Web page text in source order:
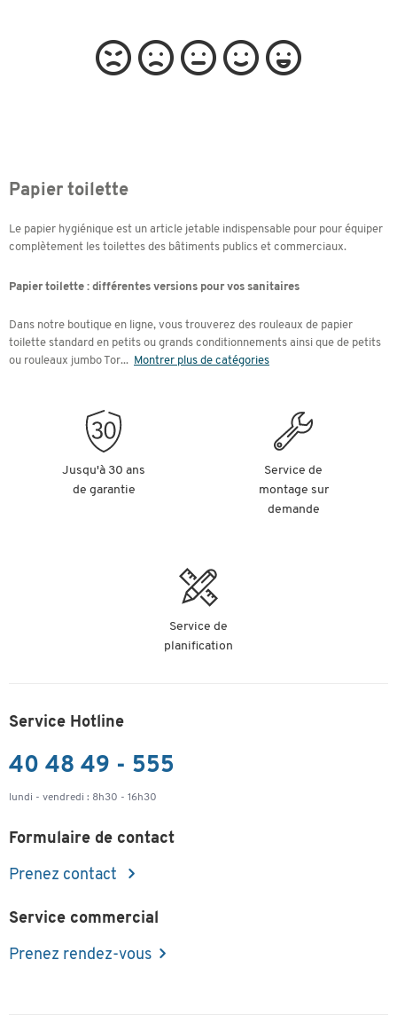
Papier toilette
Le papier hygiénique est un article jetable indispensable pour pour équiper
complètement les toilettes des bâtiments publics et commerciaux.
Papier toilette : différentes versions pour vos sanitaires
Dans notre boutique en ligne, vous trouverez des rouleaux de papier
toilette standard en petits ou grands conditionnements ainsi que de petits
ou rouleaux jumbo Tor... Montrer plus de catégories
Jusqu'à 30 ans
de garantie
Service de
montage sur
demande
Service de
planification
Service Hotline
40 48 49 - 555
lundi - vendredi : 8h30 - 16h30
Formulaire de contact
Prenez contact
Service commercial
Prenez rendez-vous